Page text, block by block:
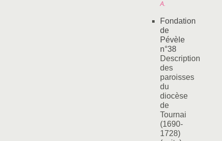
A.
Fondation
de
Pévèle
n°38
Description
des
paroisses
du
diocèse
de
Tournai
(1690-
1728)